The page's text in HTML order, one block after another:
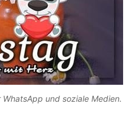
und soziale Medien.